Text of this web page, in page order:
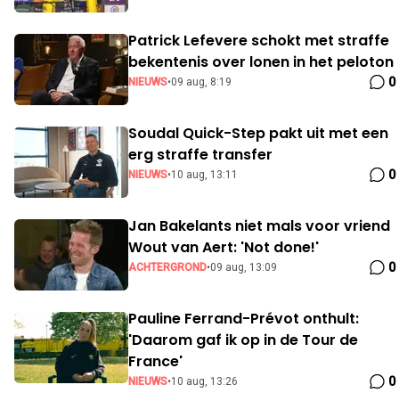
Patrick Lefevere schokt met straffe
bekentenis over lonen in het peloton
NIEUWS•09 aug, 8:19 0
Soudal Quick-Step pakt uit met een
erg straffe transfer
NIEUWS•10 aug, 13:11 0
Jan Bakelants niet mals voor vriend
Wout van Aert: 'Not done!'
ACHTERGROND•09 aug, 13:09 0
Pauline Ferrand-Prévot onthult:
'Daarom gaf ik op in de Tour de
France'
NIEUWS•10 aug, 13:26 0